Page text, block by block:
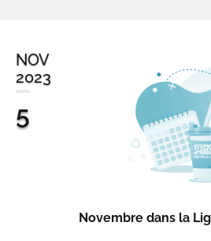
NOV
2023
5
Novembre dans la